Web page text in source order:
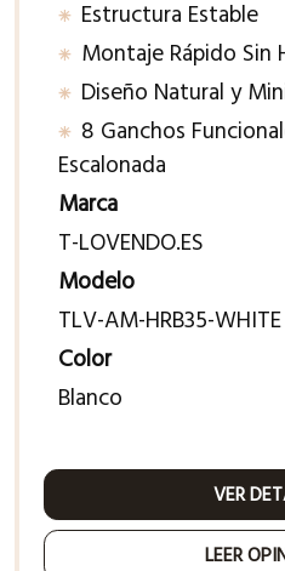
Estructura Estable
Montaje Rápido Sin
Diseño Natural y
8 Ganchos
Escalonada
Marca
T-LOVENDO.ES
Modelo
TLV-AM-HRB35-WHITE
Color
Blanco
VER
LEER